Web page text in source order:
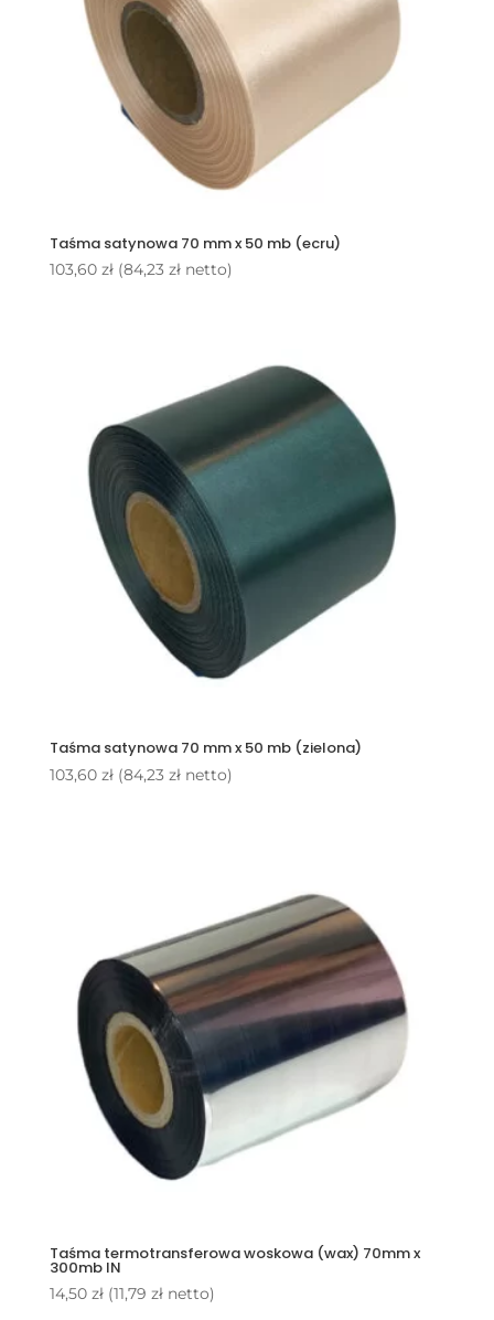
Taśma satynowa 70 mm x 50 mb (ecru)
103,60 zł (84,23 złnetto)
Taśma satynowa 70 mm x 50 mb (zielona)
103,60 zł (84,23 złnetto)
Taśma termotransferowa woskowa (wax) 70mm x
300mb IN
14,50 zł (11,79 złnetto)